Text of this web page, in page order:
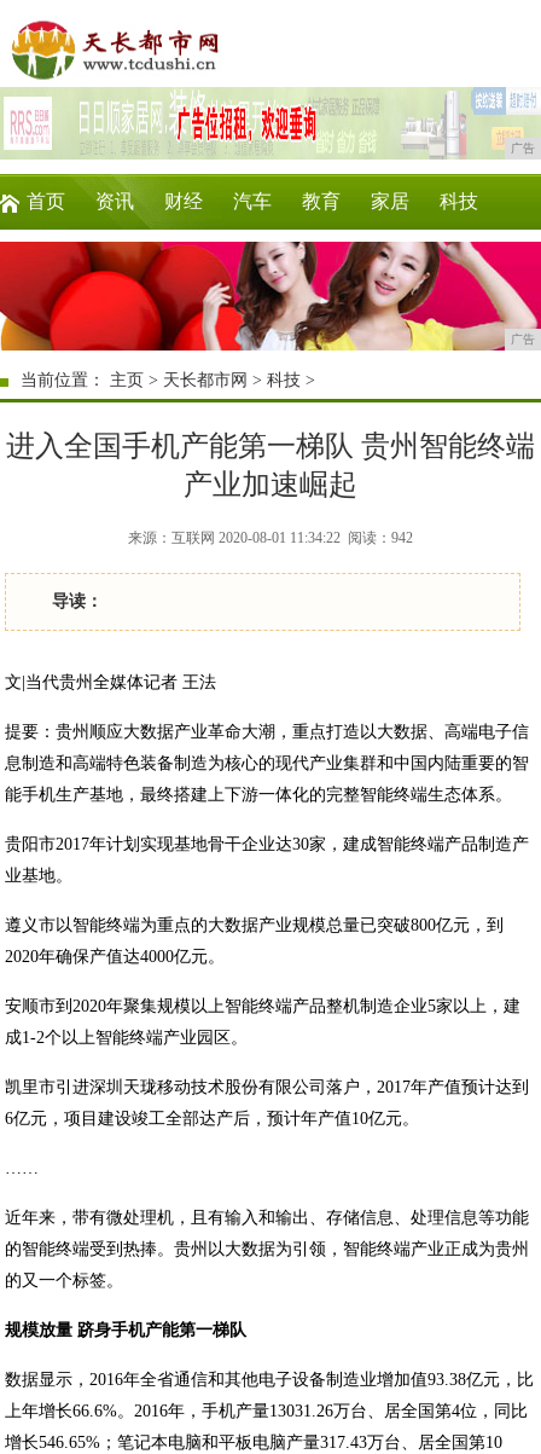
广告
首页 资讯 财经 汽车 教育 家居 科技
游戏 美食 商讯 时尚 微商
广告
当前位置： 主页 > 天长都市网 >科技 >
进入全国手机产能第一梯队 贵州智能终端
产业加速崛起
来源：互联网 2020-08-01 11:34:22 阅读：942
导读：
文|当代贵州全媒体记者 王法
提要：贵州顺应大数据产业革命大潮，重点打造以大数据、高端电子信
息制造和高端特色装备制造为核心的现代产业集群和中国内陆重要的智
能手机生产基地，最终搭建上下游一体化的完整智能终端生态体系。
贵阳市2017年计划实现基地骨干企业达30家，建成智能终端产品制造产
业基地。
遵义市以智能终端为重点的大数据产业规模总量已突破800亿元，到
2020年确保产值达4000亿元。
安顺市到2020年聚集规模以上智能终端产品整机制造企业5家以上，建
成1-2个以上智能终端产业园区。
凯里市引进深圳天珑移动技术股份有限公司落户，2017年产值预计达到
6亿元，项目建设竣工全部达产后，预计年产值10亿元。
……
近年来，带有微处理机，且有输入和输出、存储信息、处理信息等功能
的智能终端受到热捧。贵州以大数据为引领，智能终端产业正成为贵州
的又一个标签。
规模放量 跻身手机产能第一梯队
数据显示，2016年全省通信和其他电子设备制造业增加值93.38亿元，比
上年增长66.6%。2016年，手机产量13031.26万台、居全国第4位，同比
增长546.65%；笔记本电脑和平板电脑产量317.43万台、居全国第10